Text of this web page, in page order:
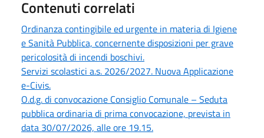
Contenuti correlati
Ordinanza contingibile ed urgente in materia di Igiene
e Sanità Pubblica, concernente disposizioni per grave
pericolosità di incendi boschivi.
Servizi scolastici a.s. 2026/2027. Nuova Applicazione
e-Civis.
O.d.g. di convocazione Consiglio Comunale – Seduta
pubblica ordinaria di prima convocazione, prevista in
data 30/07/2026, alle ore 19.15.